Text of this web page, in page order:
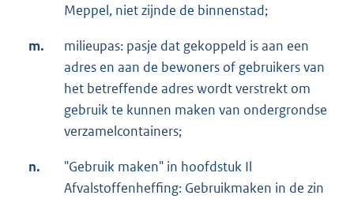
Meppel, niet zijnde de binnenstad;
m.
milieupas: pasje dat gekoppeld is aan een
adres en aan de bewoners of gebruikers van
het betreffende adres wordt verstrekt om
gebruik te kunnen maken van ondergrondse
verzamelcontainers;
n.
"Gebruik maken" in hoofdstuk Il
Afvalstoffenheffing: Gebruikmaken in de zin